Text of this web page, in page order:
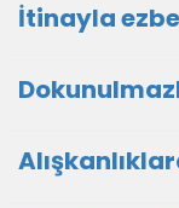
İtinayla